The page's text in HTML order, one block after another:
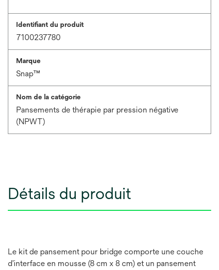
Identifiant du produit
7100237780
Marque
Snap™
Nom de la catégorie
Pansements de thérapie par pression négative
(NPWT)
Détails du produit
Le kit de pansement pour bridge comporte une couche
d’interface en mousse (8 cm x 8 cm) et un pansement